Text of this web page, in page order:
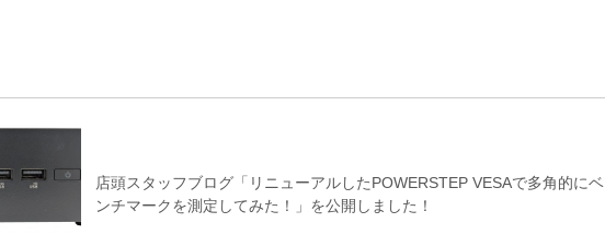
店頭スタッフブログ「リニューアルしたPOWERSTEP VESAで多角的にベ
ンチマークを測定してみた！」を公開しました！